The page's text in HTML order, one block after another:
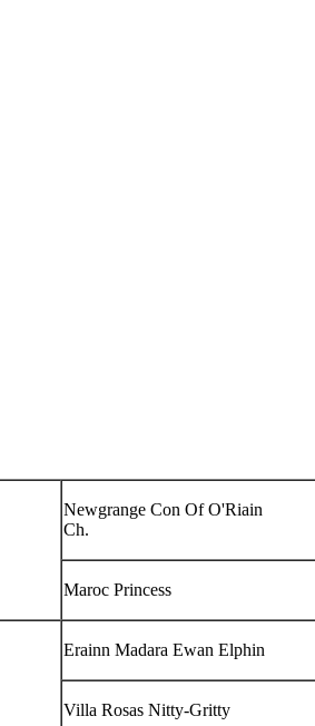
Newgrange Con Of O'Riain
Ch.
Maroc Princess
Erainn Madara Ewan Elphin
Villa Rosas Nitty-Gritty